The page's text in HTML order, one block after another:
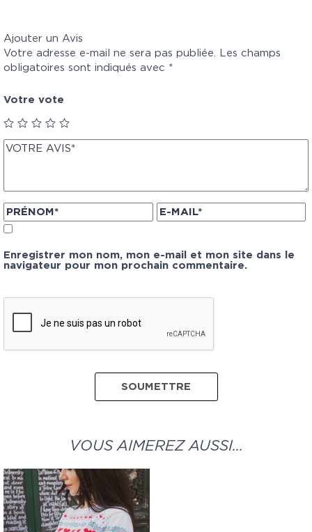
Ajouter un Avis
Votre adresse e-mail ne sera pas publiée.
Les champs
obligatoires sont indiqués avec *
Votre vote
Enregistrer mon nom, mon e-mail et mon site dans le
navigateur pour mon prochain commentaire.
VOUS AIMEREZ AUSSI…